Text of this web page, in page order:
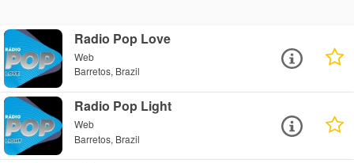
Radio Pop Love
Web
Barretos, Brazil
Radio Pop Light
Web
Barretos, Brazil